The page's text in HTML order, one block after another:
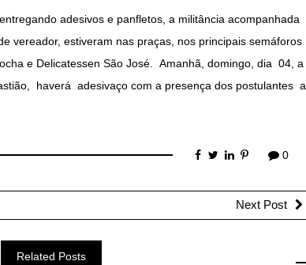
adesivos e panfletos, a militância acompanhada
vereador, estiveram nas praças, nos principais semáforos
e Delicatessen São José. Amanhã, domingo, dia 04, a
haverá adesivaço com a presença dos postulantes a
0
Next Post
Related Posts